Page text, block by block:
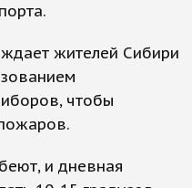
жителей Сибири
чтобы
и дневная